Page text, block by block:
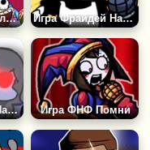
Игра ФНФ Троллфейс: Мод Троллфейс Квест Игра Фрайдей Найт Фанкин: Танкмен
Игра Фрайдей Найт Фанкин: Скай Игра ФНФ Помни